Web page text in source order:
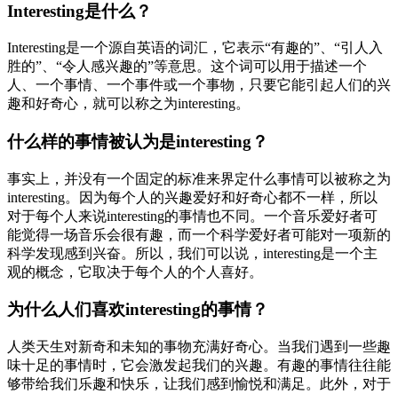
Interesting是什么？
Interesting是一个源自英语的词汇，它表示“有趣的”、“引人入
胜的”、“令人感兴趣的”等意思。这个词可以用于描述一个
人、一个事情、一个事件或一个事物，只要它能引起人们的兴
趣和好奇心，就可以称之为interesting。
什么样的事情被认为是interesting？
事实上，并没有一个固定的标准来界定什么事情可以被称之为
interesting。因为每个人的兴趣爱好和好奇心都不一样，所以
对于每个人来说interesting的事情也不同。一个音乐爱好者可
能觉得一场音乐会很有趣，而一个科学爱好者可能对一项新的
科学发现感到兴奋。所以，我们可以说，interesting是一个主
观的概念，它取决于每个人的个人喜好。
为什么人们喜欢interesting的事情？
人类天生对新奇和未知的事物充满好奇心。当我们遇到一些趣
味十足的事情时，它会激发起我们的兴趣。有趣的事情往往能
够带给我们乐趣和快乐，让我们感到愉悦和满足。此外，对于